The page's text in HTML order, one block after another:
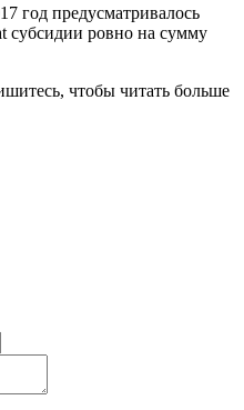
год предусматривалось
субсидии ровно на сумму
чтобы читать больше